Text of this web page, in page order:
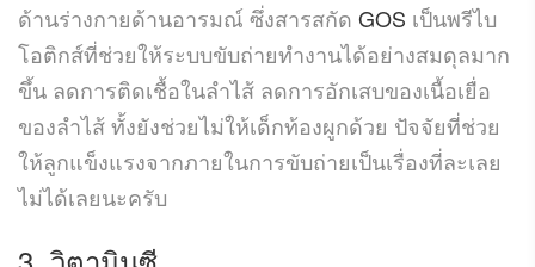
ด้านร่างกายด้านอารมณ์ ซึ่งสารสกัด GOS เป็นพรีไบ
โอติกส์ที่ช่วยให้ระบบขับถ่ายทำงานได้อย่างสมดุลมาก
ขึ้น ลดการติดเชื้อในลำไส้ ลดการอักเสบของเนื้อเยื่อ
ของลำไส้ ทั้งยังช่วยไม่ให้เด็กท้องผูกด้วย ปัจจัยที่ช่วย
ให้ลูกแข็งแรงจากภายในการขับถ่ายเป็นเรื่องที่ละเลย
ไม่ได้เลยนะครับ